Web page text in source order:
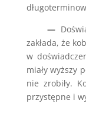
—
zakłada, że
w
miały wyższy
nie zrobiły.
przystępne i